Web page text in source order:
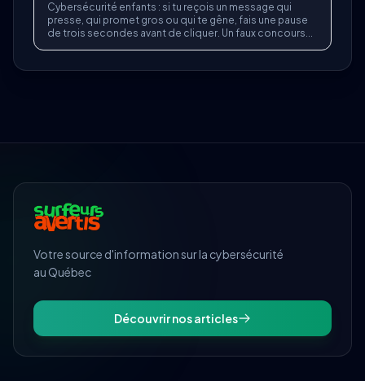
Cybersécurité enfants : si tu reçois un message qui
presse, qui promet gros ou qui te gêne, fais une pause
de trois secondes avant de cliquer. Un faux concours...
Votre source d'information sur la cybersécurité
au Québec
Découvrir nos articles